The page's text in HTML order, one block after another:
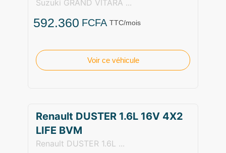
Suzuki GRAND VITARA ...
592.360 FCFA TTC/mois
Voir ce véhicule
Renault DUSTER 1.6L 16V 4X2
LIFE BVM
Renault DUSTER 1.6L ...